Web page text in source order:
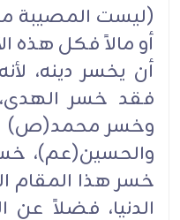
(ليست المصيبة
أو مالاً فكل هذه
أن يخسر دينه،
فقد خسر الهدى،
وخسر محمد(ص)
والحسين(عم)،
خسر هذا المقام
الدنيا، فضلاً عن